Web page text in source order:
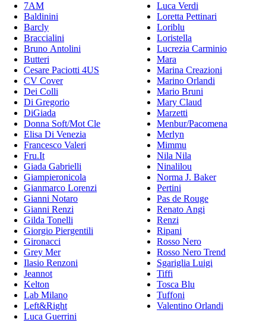
7AM
Baldinini
Barcly
Braccialini
Bruno Antolini
Butteri
Cesare Paciotti 4US
CV Cover
Dei Colli
Di Gregorio
DiGiada
Donna Soft/Mot Cle
Elisa Di Venezia
Francesco Valeri
Fru.It
Giada Gabrielli
Giampieronicola
Gianmarco Lorenzi
Gianni Notaro
Gianni Renzi
Gilda Tonelli
Giorgio Piergentili
Gironacci
Grey Mer
Ilasio Renzoni
Jeannot
Kelton
Lab Milano
Left&Right
Luca Guerrini
Luca Verdi
Loretta Pettinari
Loriblu
Loristella
Lucrezia Carminio
Mara
Marina Creazioni
Marino Orlandi
Mario Bruni
Mary Claud
Marzetti
Menbur/Pacomena
Merlyn
Mimmu
Nila Nila
Ninalilou
Norma J. Baker
Pertini
Pas de Rouge
Renato Angi
Renzi
Ripani
Rosso Nero
Rosso Nero Trend
Sgariglia Luigi
Tiffi
Tosca Blu
Tuffoni
Valentino Orlandi